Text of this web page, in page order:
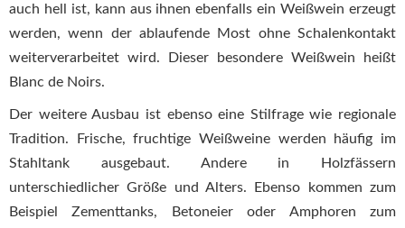
auch hell ist, kann aus ihnen ebenfalls ein Weißwein erzeugt
werden, wenn der ablaufende Most ohne Schalenkontakt
weiterverarbeitet wird. Dieser besondere Weißwein heißt
Blanc de Noirs.
Der weitere Ausbau ist ebenso eine Stilfrage wie regionale
Tradition. Frische, fruchtige Weißweine werden häufig im
Stahltank ausgebaut. Andere in Holzfässern
unterschiedlicher Größe und Alters. Ebenso kommen zum
Beispiel Zementtanks, Betoneier oder Amphoren zum